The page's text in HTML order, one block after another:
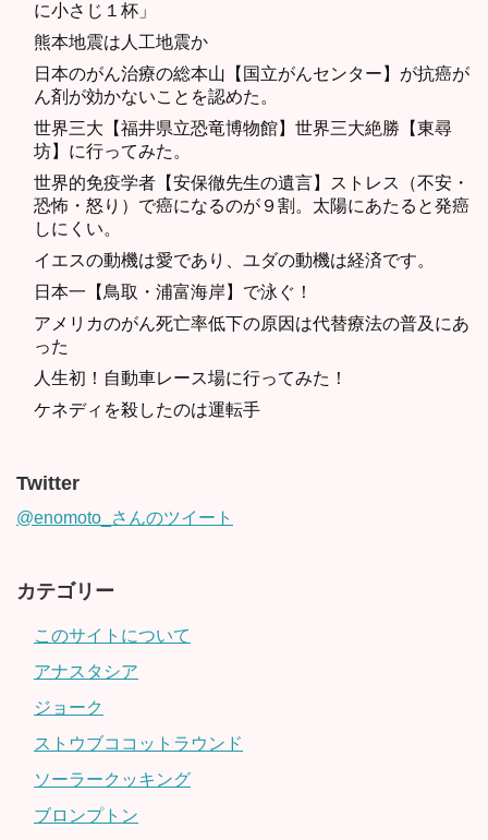
に小さじ１杯」
熊本地震は人工地震か
日本のがん治療の総本山【国立がんセンター】が抗癌が
ん剤が効かないことを認めた。
世界三大【福井県立恐竜博物館】世界三大絶勝【東尋
坊】に行ってみた。
世界的免疫学者【安保徹先生の遺言】ストレス（不安・
恐怖・怒り）で癌になるのが９割。太陽にあたると発癌
しにくい。
イエスの動機は愛であり、ユダの動機は経済です。
日本一【鳥取・浦富海岸】で泳ぐ！
アメリカのがん死亡率低下の原因は代替療法の普及にあ
った
人生初！自動車レース場に行ってみた！
ケネディを殺したのは運転手
Twitter
@enomoto_さんのツイート
カテゴリー
このサイトについて
アナスタシア
ジョーク
ストウブココットラウンド
ソーラークッキング
ブロンプトン